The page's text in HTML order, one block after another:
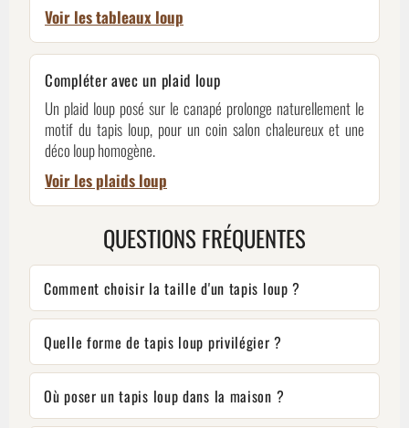
Voir les tableaux loup
Compléter avec un plaid loup
Un plaid loup posé sur le canapé prolonge naturellement le
motif du tapis loup, pour un coin salon chaleureux et une
déco loup homogène.
Voir les plaids loup
QUESTIONS FRÉQUENTES
Comment choisir la taille d'un tapis loup ?
Quelle forme de tapis loup privilégier ?
Où poser un tapis loup dans la maison ?